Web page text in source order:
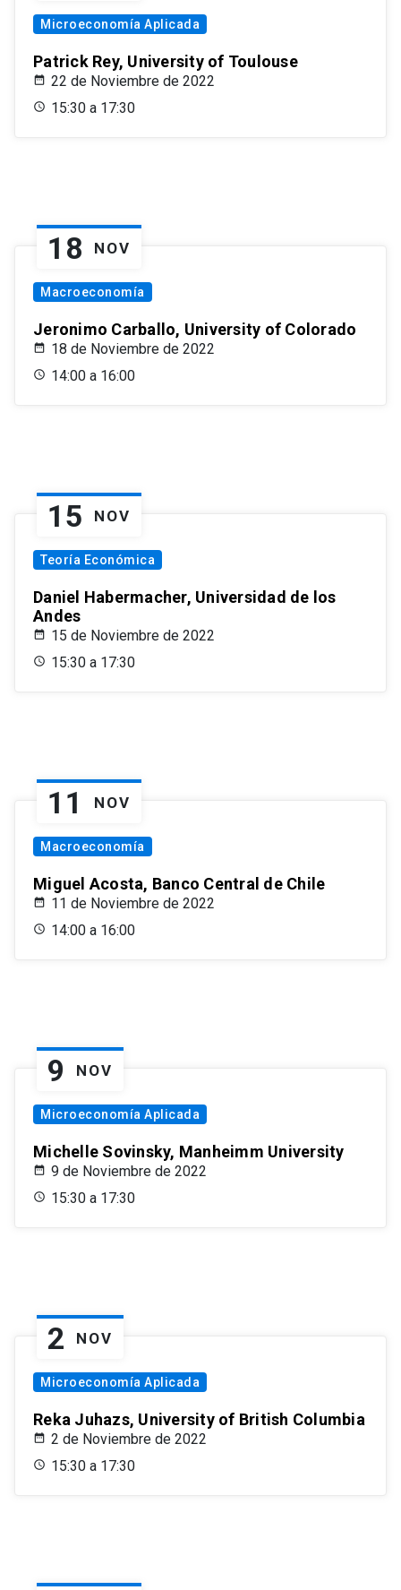
Microeconomía Aplicada
Patrick Rey, University of Toulouse
22 de Noviembre de 2022
15:30 a 17:30
18 NOV
Macroeconomía
Jeronimo Carballo, University of Colorado
18 de Noviembre de 2022
14:00 a 16:00
15 NOV
Teoría Económica
Daniel Habermacher, Universidad de los
Andes
15 de Noviembre de 2022
15:30 a 17:30
11 NOV
Macroeconomía
Miguel Acosta, Banco Central de Chile
11 de Noviembre de 2022
14:00 a 16:00
9 NOV
Microeconomía Aplicada
Michelle Sovinsky, Manheimm University
9 de Noviembre de 2022
15:30 a 17:30
2 NOV
Microeconomía Aplicada
Reka Juhazs, University of British Columbia
2 de Noviembre de 2022
15:30 a 17:30